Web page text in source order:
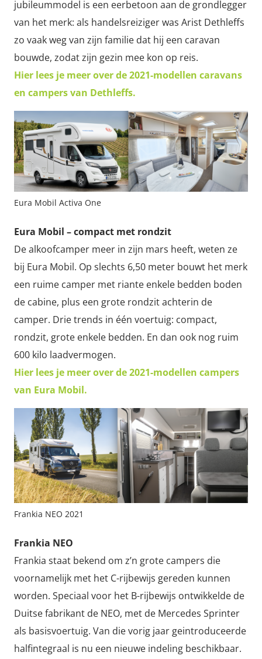
jubileummodel is een eerbetoon aan de grondlegger
van het merk: als handelsreiziger was Arist Dethleffs
zo vaak weg van zijn familie dat hij een caravan
bouwde, zodat zijn gezin mee kon op reis.
Hier lees je meer over de 2021-modellen caravans
en campers van Dethleffs.
Eura Mobil Activa One
Eura Mobil – compact met rondzit
De alkoofcamper meer in zijn mars heeft, weten ze
bij Eura Mobil. Op slechts 6,50 meter bouwt het merk
een ruime camper met riante enkele bedden boden
de cabine, plus een grote rondzit achterin de
camper. Drie trends in één voertuig: compact,
rondzit, grote enkele bedden. En dan ook nog ruim
600 kilo laadvermogen.
Hier lees je meer over de 2021-modellen campers
van Eura Mobil.
Frankia NEO 2021
Frankia NEO
Frankia staat bekend om z’n grote campers die
voornamelijk met het C-rijbewijs gereden kunnen
worden. Speciaal voor het B-rijbewijs ontwikkelde de
Duitse fabrikant de NEO, met de Mercedes Sprinter
als basisvoertuig. Van die vorig jaar geintroduceerde
halfintegraal is nu een nieuwe indeling beschikbaar.